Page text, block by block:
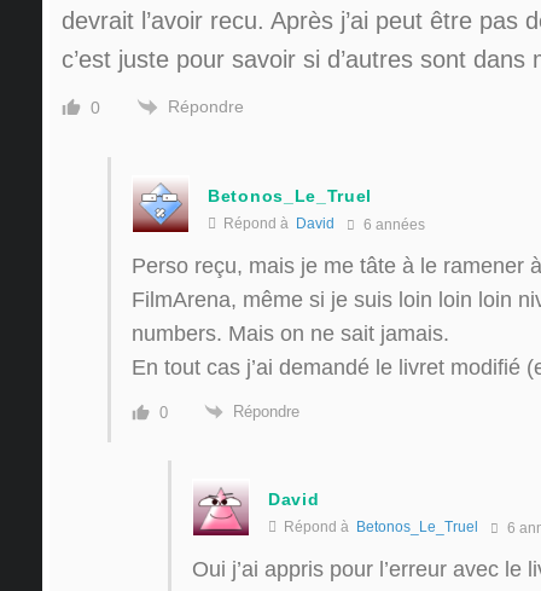
devrait l’avoir recu. Après j’ai peut être pas
c’est juste pour savoir si d’autres sont dans
0 Répondre
Betonos_Le_Truel
Répond à David 6 années
Perso reçu, mais je me tâte à le ramener
FilmArena, même si je suis loin loin loin
numbers. Mais on ne sait jamais.
En tout cas j’ai demandé le livret modifié
0 Répondre
David
Répond à Betonos_Le_Truel 6
Oui j’ai appris pour l’erreur avec le